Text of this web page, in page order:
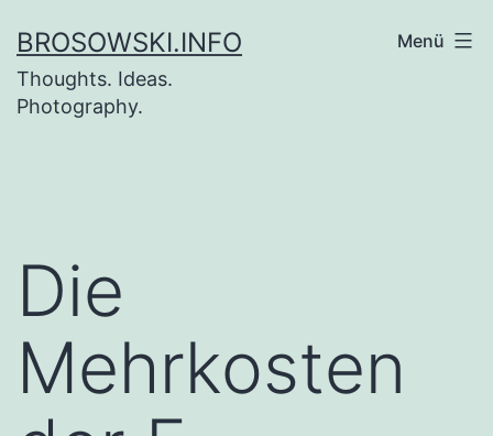
Inhalt
springen
BROSOWSKI.INFO
Thoughts. Ideas.
Photography.
Menü
Die
Mehrkosten